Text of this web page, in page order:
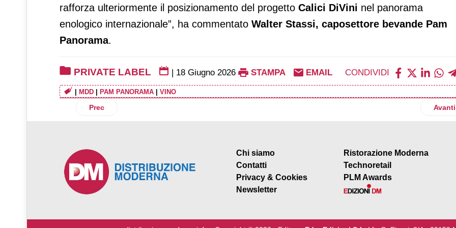
rafforza ulteriormente il posizionamento del progetto Calici DiVini nel panorama
enologico internazionale”, ha commentato Walter Stassi, caposettore bevande Pam
Panorama.
PRIVATE LABEL | 18 Giugno 2026 STAMPA EMAIL CONDIVIDI
MDD PAM PANORAMA VINO
Articolo precedente: Parkside di Lidl compie 30 anni e festeggia con una campagna a 360 gradi
Prec Avanti
Chi siamo
Contatti
Privacy & Cookies
Newsletter
Ristorazione Moderna
Technoretail
PLM Awards